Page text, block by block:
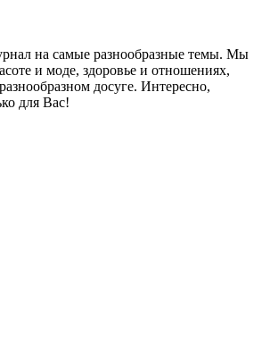
на самые разнообразные темы. Мы
и моде, здоровье и отношениях,
досуге. Интересно,
для Вас!